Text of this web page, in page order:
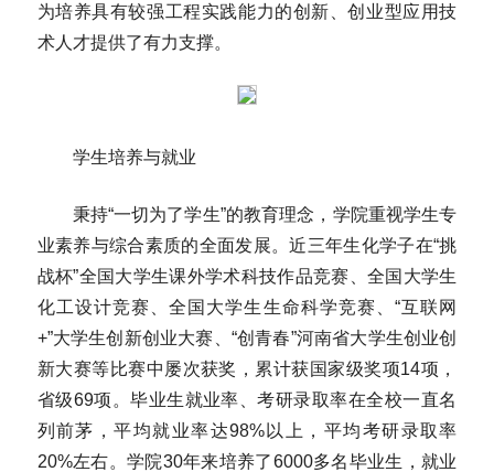
为培养具有较强工程实践能力的创新、创业型应用技
术人才提供了有力支撑。
学生培养与就业
秉持“一切为了学生”的教育理念，学院重视学生专
业素养与综合素质的全面发展。近三年生化学子在“挑
战杯”全国大学生课外学术科技作品竞赛、全国大学生
化工设计竞赛、全国大学生生命科学竞赛、“互联网
+”大学生创新创业大赛、“创青春”河南省大学生创业创
新大赛等比赛中屡次获奖，累计获国家级奖项14项，
省级69项。毕业生就业率、考研录取率在全校一直名
列前茅，平均就业率达98%以上，平均考研录取率
20%左右。学院30年来培养了6000多名毕业生，就业